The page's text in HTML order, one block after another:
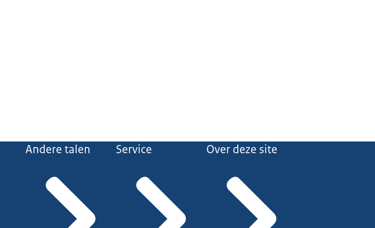
Andere talen Service Over deze site